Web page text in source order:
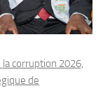
corruption 2026,
de